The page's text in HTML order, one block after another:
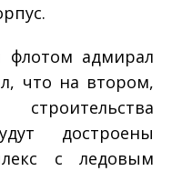
адмирал
что на втором,
достроены
с ледовым